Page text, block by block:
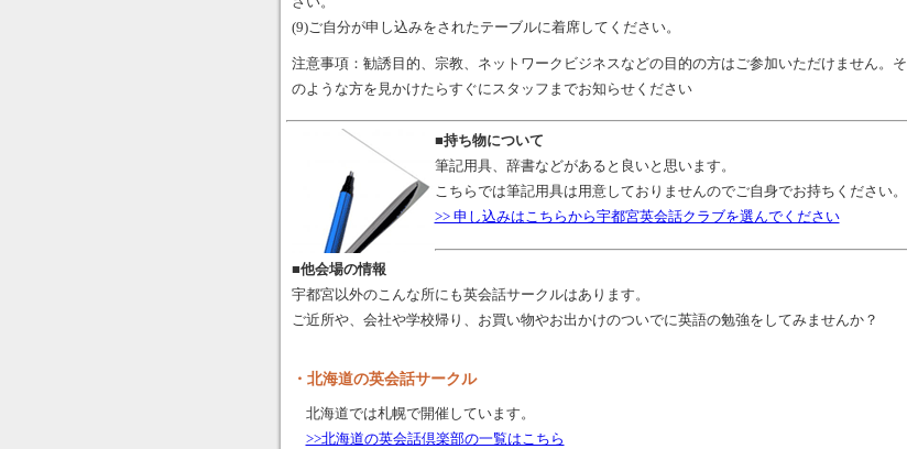
(9)ご自分が申し込みをされたテーブルに着席してください。
注意事項：勧誘目的、宗教、ネットワークビジネスなどの目的の方はご参加いただけません。そ
のような方を見かけたらすぐにスタッフまでお知らせください
■持ち物について
筆記用具、辞書などがあると良いと思います。
こちらでは筆記用具は用意しておりませんのでご自身でお持ちください。
>> 申し込みはこちらから宇都宮英会話クラブを選んでください
■他会場の情報
宇都宮以外のこんな所にも英会話サークルはあります。
ご近所や、会社や学校帰り、お買い物やお出かけのついでに英語の勉強をしてみませんか？
・北海道の英会話サークル
北海道では札幌で開催しています。
>>北海道の英会話倶楽部の一覧はこちら